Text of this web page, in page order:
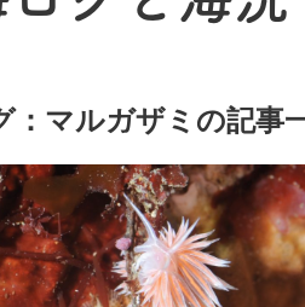
：マルガザミの記事